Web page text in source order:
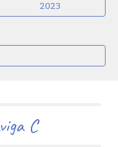
2023
C